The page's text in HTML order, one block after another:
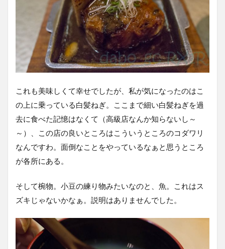
これも美味しくて幸せでしたが、私が気になったのはこ
の上に乗っている白髪ねぎ。ここまで細い白髪ねぎを過
去に食べた記憶はなくて（高級店なんか知らないし～
～）、この店の良いところはこういうところのコダワリ
なんですわ。面倒なことをやっているなぁと思うところ
が各所にある。
そして椀物。小豆の練り物みたいなのと、魚。これはス
ズキじゃないかなぁ。説明はありませんでした。